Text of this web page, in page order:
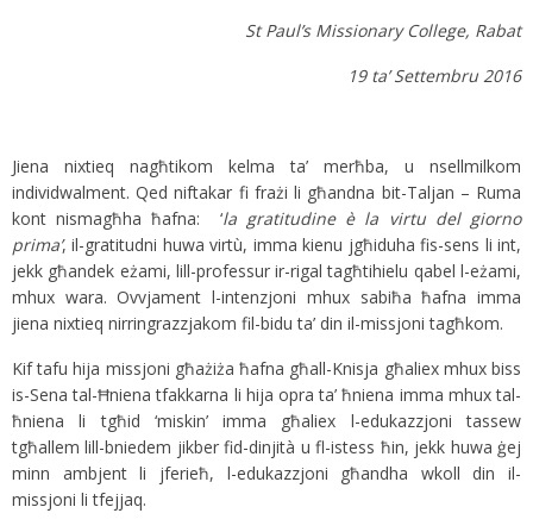
St Paul’s Missionary College, Rabat
19 ta’ Settembru 2016
Jiena nixtieq nagħtikom kelma ta’ merħba, u nsellmilkom
individwalment. Qed niftakar fi frażi li għandna bit-Taljan – Ruma
kont nismagħha ħafna: ‘la gratitudine è la virtu del giorno
prima’, il-gratitudni huwa virtù, imma kienu jgħiduha fis-sens li int,
jekk għandek eżami, lill-professur ir-rigal tagħtihielu qabel l-eżami,
mhux wara. Ovvjament l-intenzjoni mhux sabiħa ħafna imma
jiena nixtieq nirringrazzjakom fil-bidu ta’ din il-missjoni tagħkom.
Kif tafu hija missjoni għażiża ħafna għall-Knisja għaliex mhux biss
is-Sena tal-Ħniena tfakkarna li hija opra ta’ ħniena imma mhux tal-
ħniena li tgħid ‘miskin’ imma għaliex l-edukazzjoni tassew
tgħallem lill-bniedem jikber fid-dinjità u fl-istess ħin, jekk huwa ġej
minn ambjent li jferieħ, l-edukazzjoni għandha wkoll din il-
missjoni li tfejjaq.